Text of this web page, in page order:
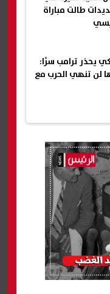
2026.. تهديدات طالت مباراة
يحذر ترامب سرًا:
لن تنهي الحرب مع